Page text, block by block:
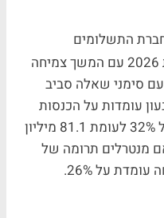
התשלומים
הישראלית הדואלית, פותחת את 2026 עם המשך צמיחה
סימני שאלה סביב
עומדות על הכנסות
של 106.9 מיליון דולר, עלייה של 32% לעומת 81.1 מיליון
מנטרלים תרומה של
על 26%.